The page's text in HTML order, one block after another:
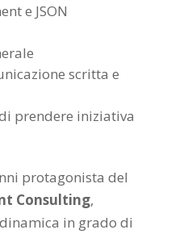
e JSON
scritta e
prendere iniziativa
protagonista del
Consulting,
in grado di